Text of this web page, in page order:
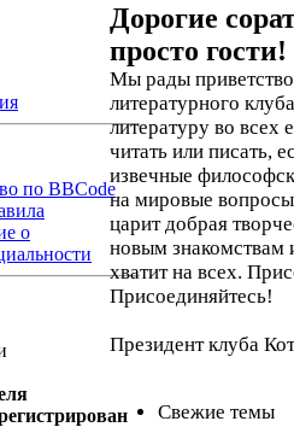
по BBCode
о
Дорогие
просто гости!
Мы рады
литературного
литературу во всех
читать или писать,
извечные
на мировые
царит добрая
новым знакомствам
хватит на всех.
Присоединяйтесь!
Президент клуба
Свежие темы